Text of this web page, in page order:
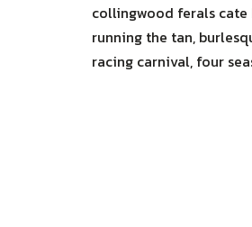
collingwood ferals
running the tan,
racing carnival, four